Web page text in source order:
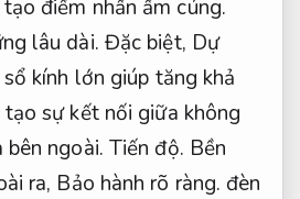
tạo điểm nhấn ấm cúng.
lâu dài. Đặc biệt, Dự
kính lớn giúp tăng khả
sự kết nối giữa không
ngoài. Tiến độ. Bền
ra, Bảo hành rõ ràng. đèn